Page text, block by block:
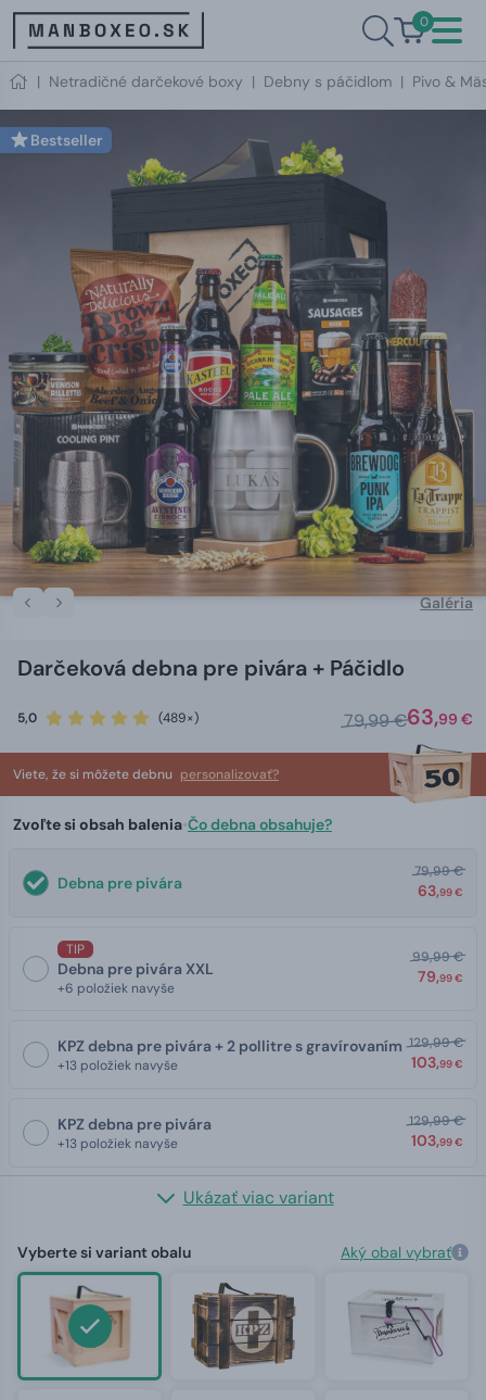
0
| Netradičné darčekové boxy | Debny s páčidlom | Pivo &
Bestseller
Galéria
Darčeková debna pre pivára + Páčidlo
5,0 (489×) 79,99 €63,99 €
Viete, že si môžete debnu personalizovať?
Zvoľte si obsah balenia•Čo debna obsahuje?
Debna pre pivára
79,99 €
63,99 €
TIP
Debna pre pivára XXL
+6 položiek navyše
99,99 €
79,99 €
KPZ debna pre pivára + 2 pollitre s gravírovaním
+13 položiek navyše
129,99 €
103,99 €
KPZ debna pre pivára
+13 položiek navyše
129,99 €
103,99 €
Ukázať viac variant
Vyberte si variant obalu Aký obal vybrať